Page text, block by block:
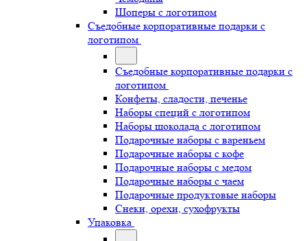
Шоперы с логотипом
Съедобные корпоративные подарки с
логотипом
Съедобные корпоративные подарки с
логотипом
Конфеты, сладости, печенье
Наборы специй с логотипом
Наборы шоколада с логотипом
Подарочные наборы с вареньем
Подарочные наборы с кофе
Подарочные наборы с медом
Подарочные наборы с чаем
Подарочные продуктовые наборы
Снеки, орехи, сухофрукты
Упаковка